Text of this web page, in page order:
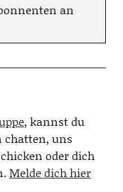
an
, kannst du
chatten, uns
oder dich
Melde dich hier